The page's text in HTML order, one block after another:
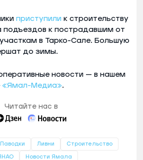
приступили к строительству
подъездов к пострадавшим от
в Тарко-Сале. Большую
до зимы.
новости — в нашем
«Ямал-Медиа».
Читайте нас в
Паводки Ливни Строительство
Новости Ямала